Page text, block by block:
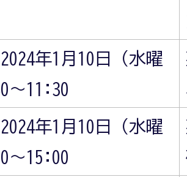
2024年1月10日（水曜
～11:30
2024年1月10日（水曜
～15:00